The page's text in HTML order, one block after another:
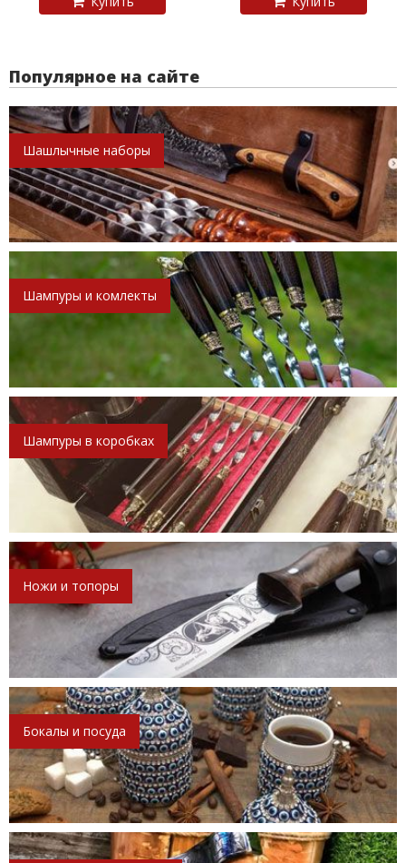
Популярное на сайте
Шашлычные наборы
Шампуры и комлекты
Шампуры в коробках
Ножи и топоры
Бокалы и посуда